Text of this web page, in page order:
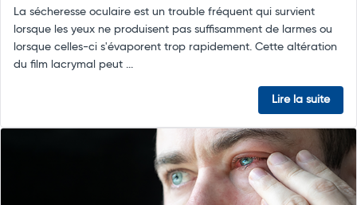
La sécheresse oculaire est un trouble fréquent qui survient
lorsque les yeux ne produisent pas suffisamment de larmes ou
lorsque celles-ci s'évaporent trop rapidement. Cette altération
du film lacrymal peut ...
Lire la suite